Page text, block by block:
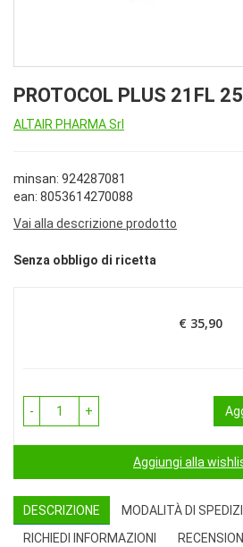
PROTOCOL PLUS 21FL
ALTAIR PHARMA Srl
minsan: 924287081
ean: 8053614270088
Vai alla descrizione prodotto
Senza obbligo di ricetta
Prezzo
€ 35,90
- +
Aggiungi alla
DESCRIZIONE
MODALITÀ DI
RICHIEDI INFORMAZIONI
RECENSIONI